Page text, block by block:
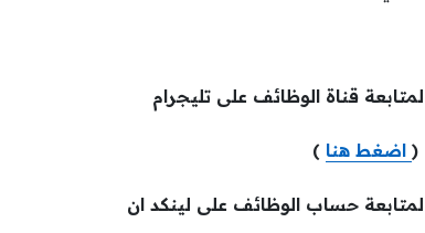
لمتابعة قناة الوظائف على تليجرام
( اضغط هنا )
لمتابعة حساب الوظائف على لينكد ان